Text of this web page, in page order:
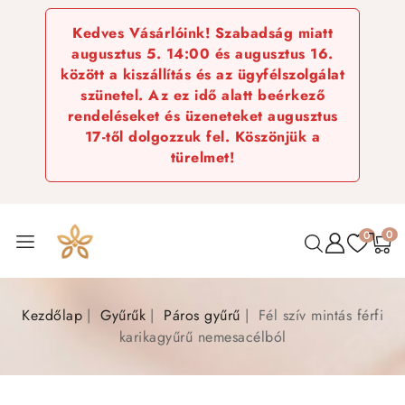
Kedves Vásárlóink! Szabadság miatt
augusztus 5. 14:00 és augusztus 16.
között a kiszállítás és az ügyfélszolgálat
szünetel. Az ez idő alatt beérkező
rendeléseket és üzeneteket augusztus
17-től dolgozzuk fel. Köszönjük a
türelmet!
0 0
Kezdőlap Gyűrűk Páros gyűrű
Fél szív mintás férfi
karikagyűrű nemesacélból